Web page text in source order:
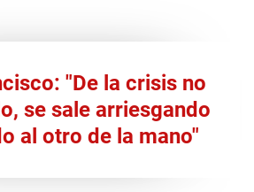
"De la crisis no
se sale arriesgando
al otro de la mano"